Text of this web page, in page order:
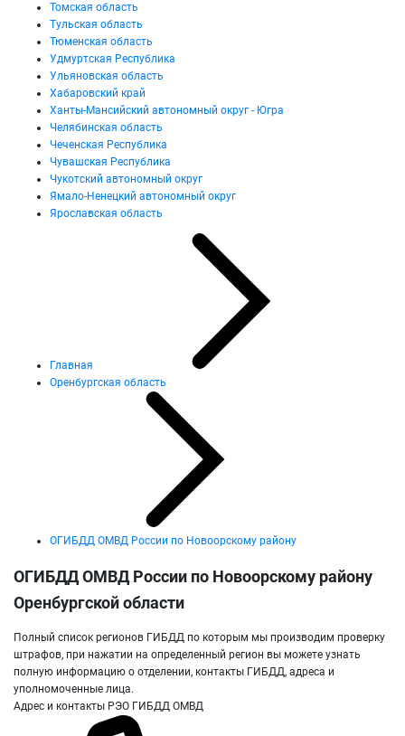
Томская область
Тульская область
Тюменская область
Удмуртская Республика
Ульяновская область
Хабаровский край
Ханты-Мансийский автономный округ - Югра
Челябинская область
Чеченская Республика
Чувашская Республика
Чукотский автономный округ
Ямало-Ненецкий автономный округ
Ярославская область
Главная
Оренбургская область
ОГИБДД ОМВД России по Новоорскому району
ОГИБДД ОМВД России по Новоорскому району
Оренбургской области
Полный список регионов ГИБДД по которым мы производим проверку
штрафов, при нажатии на определенный регион вы можете узнать
полную информацию о отделении, контакты ГИБДД, адреса и
уполномоченные лица.
Адрес и контакты РЭО ГИБДД ОМВД